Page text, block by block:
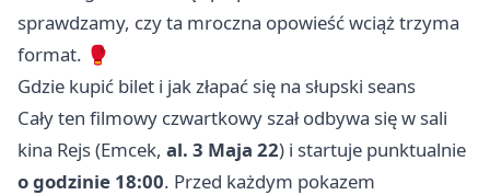
sprawdzamy, czy ta mroczna opowieść wciąż trzyma
format. 🥊
Gdzie kupić bilet i jak złapać się na słupski seans
Cały ten filmowy czwartkowy szał odbywa się w sali
kina Rejs (Emcek, al. 3 Maja 22) i startuje punktualnie
o godzinie 18:00. Przed każdym pokazem